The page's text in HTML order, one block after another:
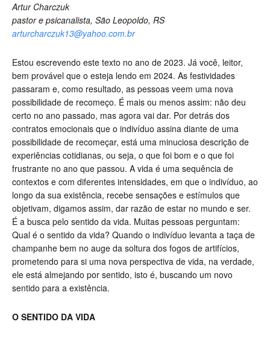
Artur Charczuk
pastor e psicanalista, São Leopoldo, RS
arturcharczuk13@yahoo.com.br
Estou escrevendo este texto no ano de 2023. Já você, leitor,
bem provável que o esteja lendo em 2024. As festividades
passaram e, como resultado, as pessoas veem uma nova
possibilidade de recomeço. É mais ou menos assim: não deu
certo no ano passado, mas agora vai dar. Por detrás dos
contratos emocionais que o indivíduo assina diante de uma
possibilidade de recomeçar, está uma minuciosa descrição de
experiências cotidianas, ou seja, o que foi bom e o que foi
frustrante no ano que passou. A vida é uma sequência de
contextos e com diferentes intensidades, em que o indivíduo, ao
longo da sua existência, recebe sensações e estímulos que
objetivam, digamos assim, dar razão de estar no mundo e ser.
É a busca pelo sentido da vida. Muitas pessoas perguntam:
Qual é o sentido da vida? Quando o indivíduo levanta a taça de
champanhe bem no auge da soltura dos fogos de artifícios,
prometendo para si uma nova perspectiva de vida, na verdade,
ele está almejando por sentido, isto é, buscando um novo
sentido para a existência.
O SENTIDO DA VIDA